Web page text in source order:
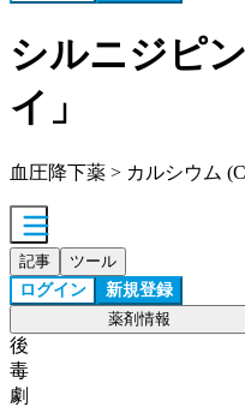
シルニジピ
イ」
血圧降下薬 > カルシウム
記事 ツール
ログイン 新規登録
薬剤情報
後
毒
劇